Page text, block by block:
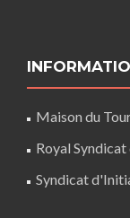
Maison du
Royal
Syndicat